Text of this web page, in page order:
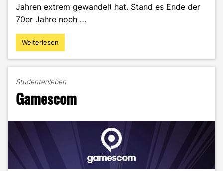
Jahren extrem gewandelt hat. Stand es Ende der
70er Jahre noch …
"Der
Einstieg
Gaming-
Branche"
Weiterlesen
Studentenleben
Gamescom